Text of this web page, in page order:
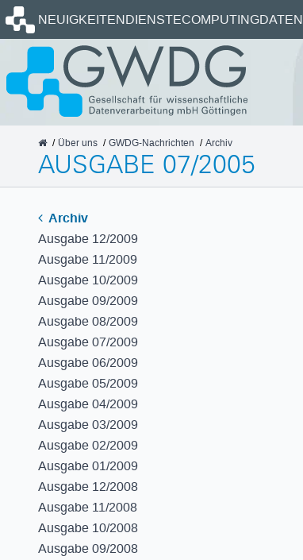
NEUIGKEITENDIENSTECOMPUTINGDATEN
GWDG
Über uns GWDG-Nachrichten Archiv
AUSGABE 07/2005
Archiv
Ausgabe 12/2009
Ausgabe 11/2009
Ausgabe 10/2009
Ausgabe 09/2009
Ausgabe 08/2009
Ausgabe 07/2009
Ausgabe 06/2009
Ausgabe 05/2009
Ausgabe 04/2009
Ausgabe 03/2009
Ausgabe 02/2009
Ausgabe 01/2009
Ausgabe 12/2008
Ausgabe 11/2008
Ausgabe 10/2008
Ausgabe 09/2008